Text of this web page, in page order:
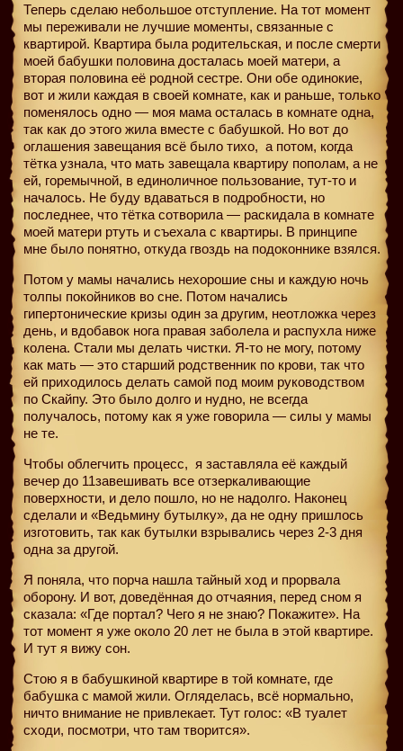
Теперь сделаю небольшое отступление. На тот момент
мы переживали не лучшие моменты, связанные с
квартирой. Квартира была родительская, и после смерти
моей бабушки половина досталась моей матери, а
вторая половина её родной сестре. Они обе одинокие,
вот и жили каждая в своей комнате, как и раньше, только
поменялось одно — моя мама осталась в комнате одна,
так как до этого жила вместе с бабушкой. Но вот до
оглашения завещания всё было тихо, а потом, когда
тётка узнала, что мать завещала квартиру пополам, а не
ей, горемычной, в единоличное пользование, тут-то и
началось. Не буду вдаваться в подробности, но
последнее, что тётка сотворила — раскидала в комнате
моей матери ртуть и съехала с квартиры. В принципе
мне было понятно, откуда гвоздь на подоконнике взялся.
Потом у мамы начались нехорошие сны и каждую ночь
толпы покойников во сне. Потом начались
гипертонические кризы один за другим, неотложка через
день, и вдобавок нога правая заболела и распухла ниже
колена. Стали мы делать чистки. Я-то не могу, потому
как мать — это старший родственник по крови, так что
ей приходилось делать самой под моим руководством
по Скайпу. Это было долго и нудно, не всегда
получалось, потому как я уже говорила — силы у мамы
не те.
Чтобы облегчить процесс, я заставляла её каждый
вечер до 11завешивать все отзеркаливающие
поверхности, и дело пошло, но не надолго. Наконец
сделали и «Ведьмину бутылку», да не одну пришлось
изготовить, так как бутылки взрывались через 2-3 дня
одна за другой.
Я поняла, что порча нашла тайный ход и прорвала
оборону. И вот, доведённая до отчаяния, перед сном я
сказала: «Где портал? Чего я не знаю? Покажите». На
тот момент я уже около 20 лет не была в этой квартире.
И тут я вижу сон.
Стою я в бабушкиной квартире в той комнате, где
бабушка с мамой жили. Огляделась, всё нормально,
ничто внимание не привлекает. Тут голос: «В туалет
сходи, посмотри, что там творится».